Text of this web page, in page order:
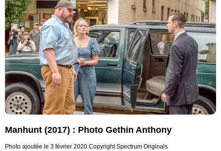
Manhunt (2017) : Photo Gethin Anthony
Photo ajoutée le 3 février 2020 Copyright Spectrum Originals